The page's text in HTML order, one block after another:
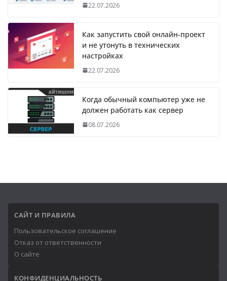
22.07.2026
Как запустить свой онлайн-проект
и не утонуть в технических
настройках
22.07.2026
Когда обычный компьютер уже не
должен работать как сервер
08.07.2026
САЙТ И ПРАВИЛА
Пользовательское соглашение
Отказ от ответственности
О сайте
КОНФИДЕНЦИАЛЬНОСТЬ